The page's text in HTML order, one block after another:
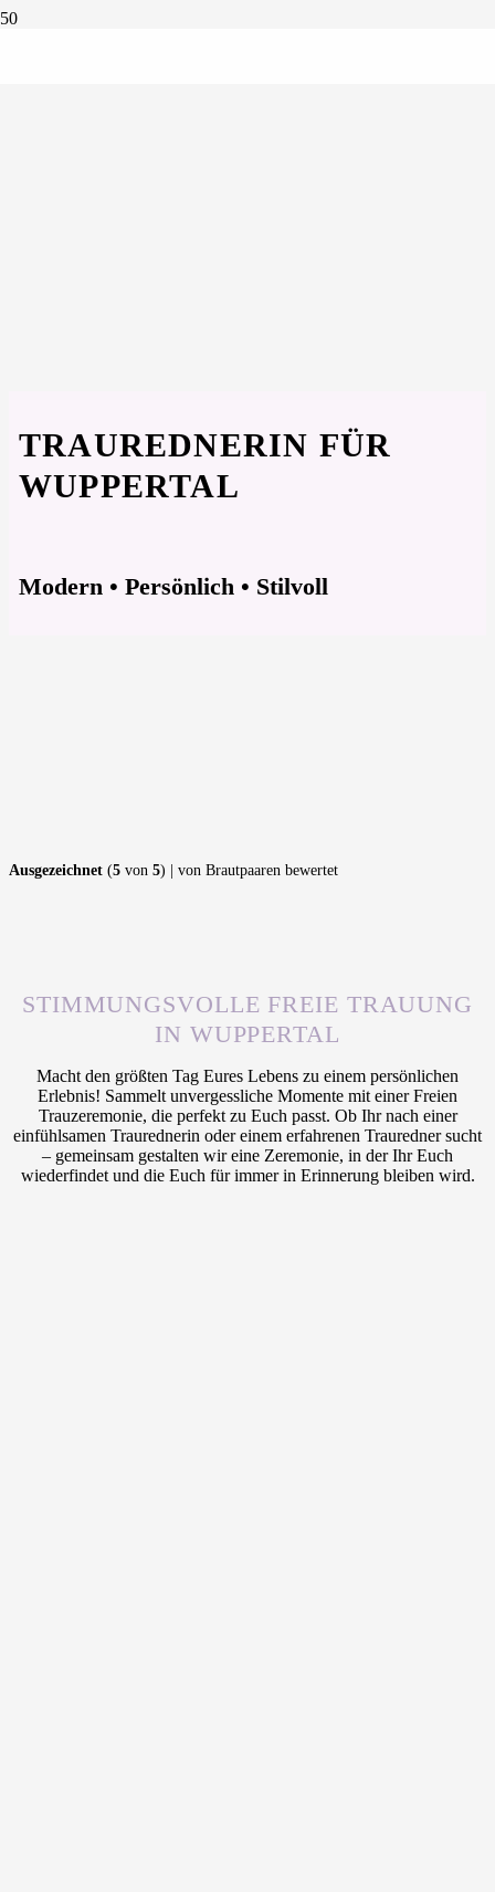
TRAUREDNERIN FÜR
WUPPERTAL
Modern • Persönlich • Stilvoll
Ausgezeichnet (5 von 5) | von Brautpaaren bewertet
STIMMUNGSVOLLE FREIE TRAUUNG
IN WUPPERTAL
Macht den größten Tag Eures Lebens zu einem persönlichen
Erlebnis! Sammelt unvergessliche Momente mit einer Freien
Trauzeremonie, die perfekt zu Euch passt. Ob Ihr nach einer
einfühlsamen Traurednerin oder einem erfahrenen Trauredner sucht
– gemeinsam gestalten wir eine Zeremonie, in der Ihr Euch
wiederfindet und die Euch für immer in Erinnerung bleiben wird.